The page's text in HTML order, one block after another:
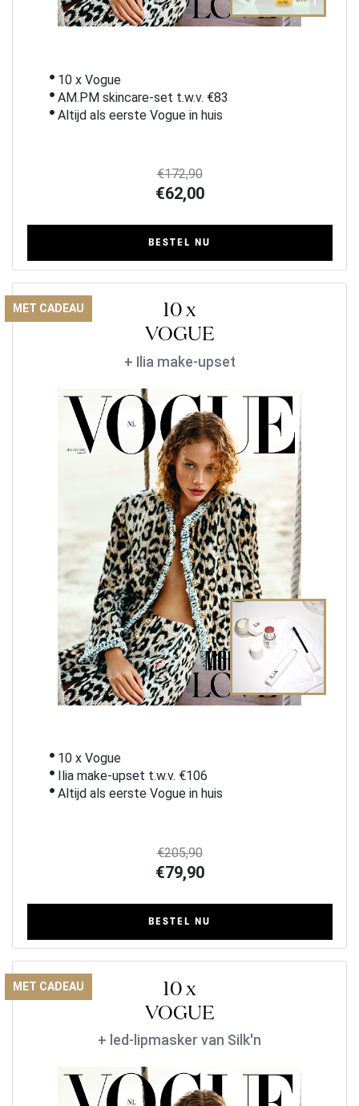
10 x Vogue
AM.PM skincare-set t.w.v. €83
Altijd als eerste Vogue in huis
€172,90
€62,00
BESTEL NU
10 x
VOGUE
MET CADEAU
+ Ilia make-upset
10 x Vogue
Ilia make-upset t.w.v. €106
Altijd als eerste Vogue in huis
€205,90
€79,90
BESTEL NU
10 x
VOGUE
MET CADEAU
+ led-lipmasker van Silk'n